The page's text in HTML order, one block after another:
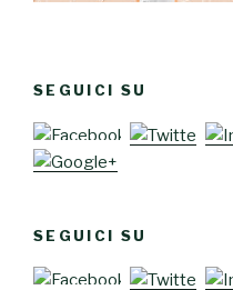
SEGUICI SU
SEGUICI SU